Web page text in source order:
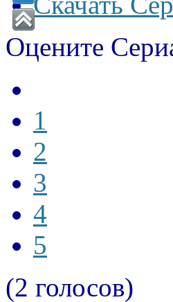
Оцените
1
2
3
4
5
(2 голосов)